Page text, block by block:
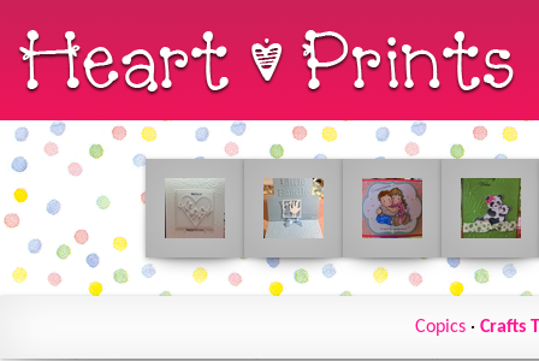
Copics · Crafts